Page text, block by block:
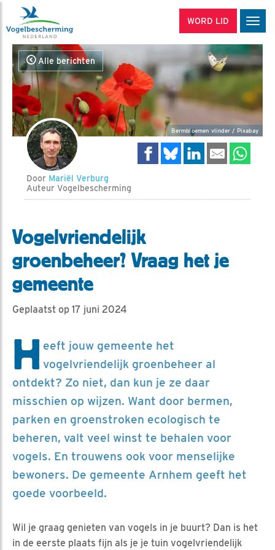
WORD LID
Alle berichten
Bermbloemen vlinder / Pixabay
Door Mariël Verburg
Auteur Vogelbescherming
Vogelvriendelijk
groenbeheer? Vraag het je
gemeente
Geplaatst op 17 juni 2024
H eeft jouw gemeente het
vogelvriendelijk groenbeheer al
ontdekt? Zo niet, dan kun je ze daar
misschien op wijzen. Want door bermen,
parken en groenstroken ecologisch te
beheren, valt veel winst te behalen voor
vogels. En trouwens ook voor menselijke
bewoners. De gemeente Arnhem geeft het
goede voorbeeld.
Wil je graag genieten van vogels in je buurt? Dan is het
in de eerste plaats fijn als je je tuin vogelvriendelijk